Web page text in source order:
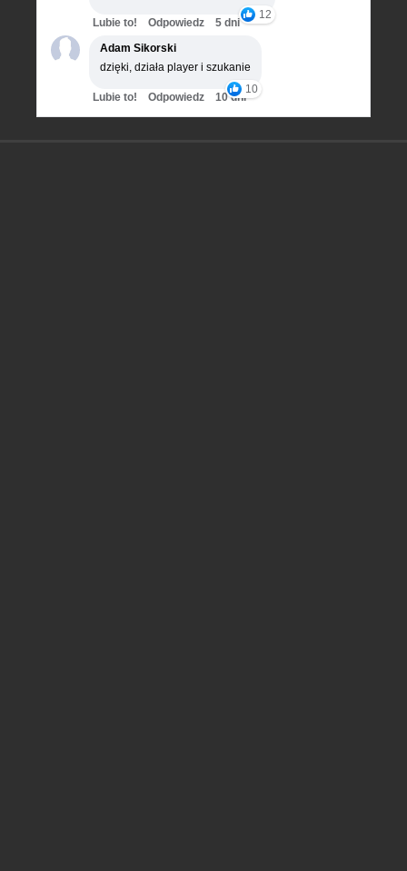
12
Lubie to! Odpowiedz
5 dni
Adam Sikorski
dzięki, działa player i szukanie
10
Lubie to! Odpowiedz 10 dni